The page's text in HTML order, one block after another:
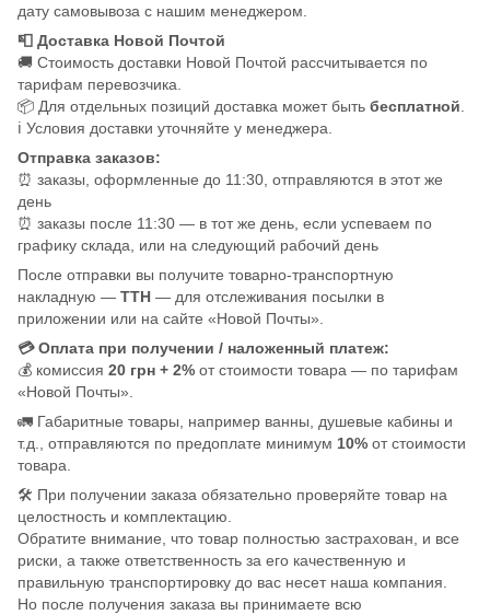
дату самовывоза с нашим менеджером.
📮 Доставка Новой Почтой
🚚 Стоимость доставки Новой Почтой рассчитывается по
тарифам перевозчика.
📦 Для отдельных позиций доставка может быть бесплатной
ℹ️ Условия доставки уточняйте у менеджера.
Отправка заказов:
⏰ заказы, оформленные до 11:30, отправляются в этот же
день
⏰ заказы после 11:30 — в тот же день, если успеваем по
графику склада, или на следующий рабочий день
После отправки вы получите товарно-транспортную
накладную — ТТН — для отслеживания посылки в
приложении или на сайте «Новой Почты».
💳 Оплата при получении / наложенный платеж:
💰 комиссия 20 грн + 2% от стоимости товара — по тарифам
«Новой Почты».
🚛 Габаритные товары, например ванны, душевые кабины и
т.д., отправляются по предоплате минимум 10% от стоимости
товара.
🛠️ При получении заказа обязательно проверяйте товар на
целостность и комплектацию.
Обратите внимание, что товар полностью застрахован, и все
риски, а также ответственность за его качественную и
правильную транспортировку до вас несет наша компания.
Но после получения заказа вы принимаете всю